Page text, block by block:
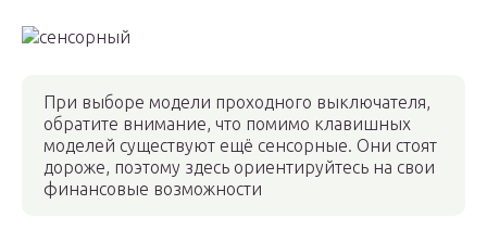
сенсорный
При выборе модели проходного выключателя,
обратите внимание, что помимо клавишных
моделей существуют ещё сенсорные. Они стоят
дороже, поэтому здесь ориентируйтесь на свои
финансовые возможности